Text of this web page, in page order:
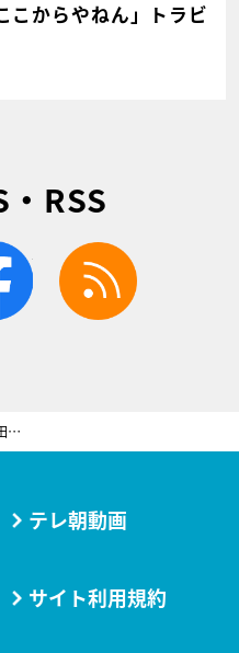
こからやねん」トラビ
RSS
facebook
杉咲花、志田未来に対し不可思議な言動…『ハケン占い師アタル』第1話が放送
テレ朝動画
サイト利用規約